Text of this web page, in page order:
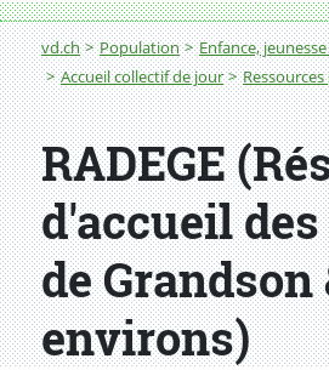
Fil d'Ariane
vd.ch Population
Enfance,
Accueil collectif de jour
RADEGE
d'accueil
de Grandson
environs)